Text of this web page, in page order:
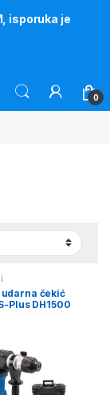
isporuka je
0
čekić
Plus DH1500